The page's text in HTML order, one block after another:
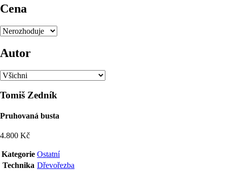
Cena
Autor
Tomiš Zedník
Pruhovaná busta
4.800 Kč
Kategorie Ostatní
Technika Dřevořezba